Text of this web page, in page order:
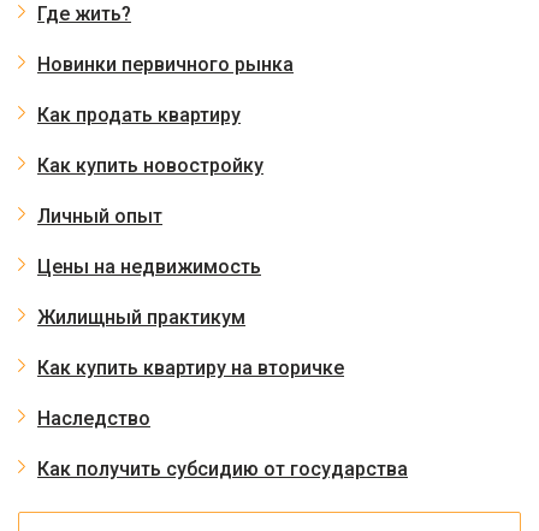
Где жить?
Новинки первичного рынка
Как продать квартиру
Как купить новостройку
Личный опыт
Цены на недвижимость
Жилищный практикум
Как купить квартиру на вторичке
Наследство
Как получить субсидию от государства